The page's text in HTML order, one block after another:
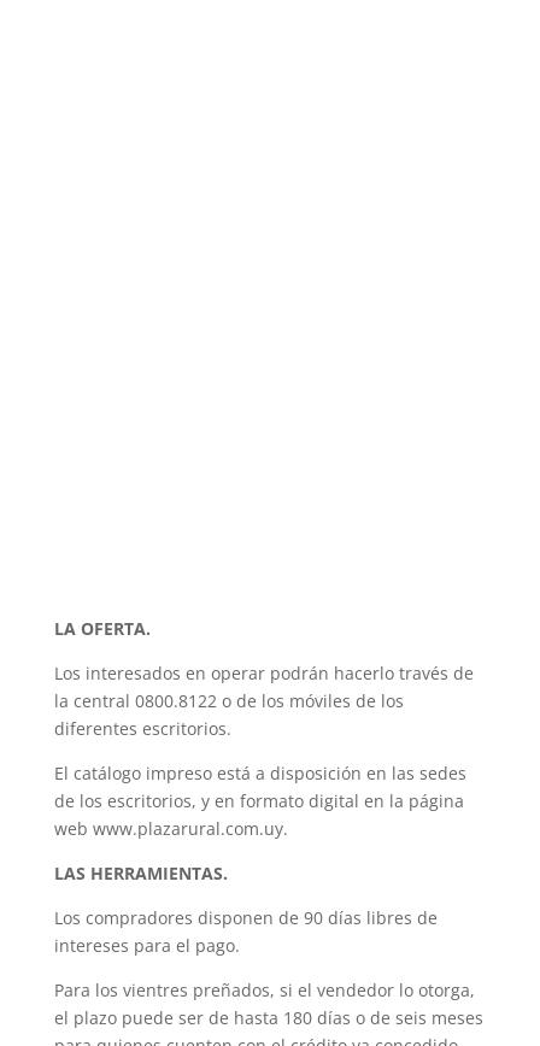
LA OFERTA.
Los interesados en operar podrán hacerlo través de
la central 0800.8122 o de los móviles de los
diferentes escritorios.
El catálogo impreso está a disposición en las sedes
de los escritorios, y en formato digital en la página
web www.plazarural.com.uy.
LAS HERRAMIENTAS.
Los compradores disponen de 90 días libres de
intereses para el pago.
Para los vientres preñados, si el vendedor lo otorga,
el plazo puede ser de hasta 180 días o de seis meses